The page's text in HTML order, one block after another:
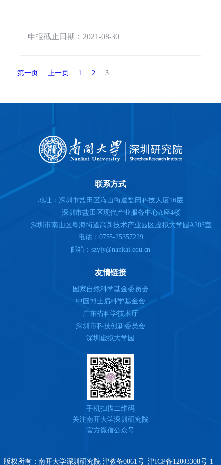
申报截止日期：2021-08-30
第一页 上一页 1 2 3
联系方式
地址：深圳市盐田区海山街道盐田科技大厦16层
深圳市盐田区现代产业服务中心A座4楼
深圳市南山区粤海街道高新技术产业园区虚拟大学园A203室
电话：0755-25357229
邮箱：szyjy@nankai.edu.cn
友情链接
国家自然科学基金委员会
中国博士后科学基金会
广东省科学技术厅
深圳市科技创新委员会
深圳虚拟大学园
手机扫描二维码
关注南开大学深圳研究院
官方微信公众号
版权所有：南开大学深圳研究院 津教备0061号 津ICP备12003308号-1